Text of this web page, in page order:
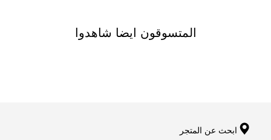
المتسوقون ايضا شاهدوا
ابحث عن المتجر